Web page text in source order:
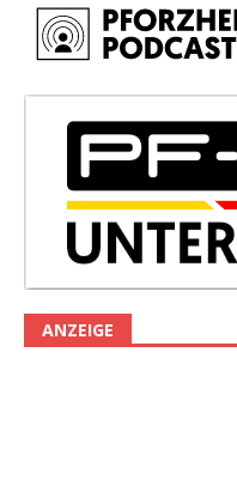
ANZEIGE